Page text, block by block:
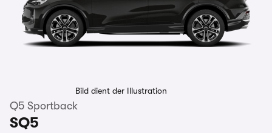
Bild dient der Illustration
Q5 Sportback
SQ5